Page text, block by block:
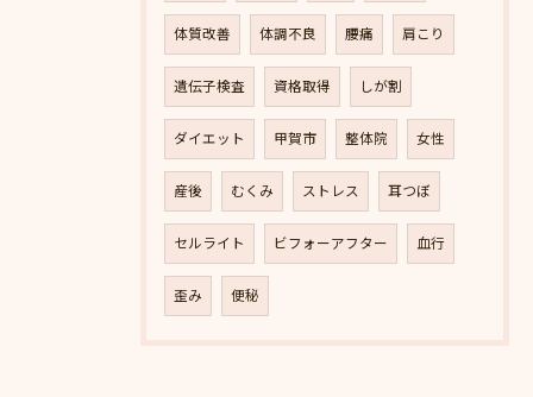
体質改善 体調不良 腰痛 肩こり
遺伝子検査 資格取得 しが割
ダイエット 甲賀市 整体院 女性
産後 むくみ ストレス 耳つぼ
セルライト ビフォーアフター 血行
歪み 便秘